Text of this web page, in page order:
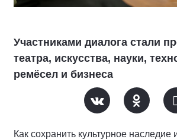
Участниками диалога стали
театра, искусства, науки,
ремёсел и бизнеса
Как сохранить культурное наследие